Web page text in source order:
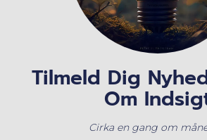
Tilmeld Dig
Om
Cirka en gang om